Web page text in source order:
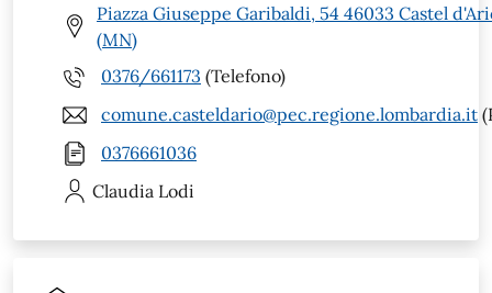
Piazza Giuseppe Garibaldi, 54 46033 Castel
(MN)
0376/661173 (Telefono)
comune.casteldario@pec.regione.lombardia.it
0376661036
Claudia Lodi